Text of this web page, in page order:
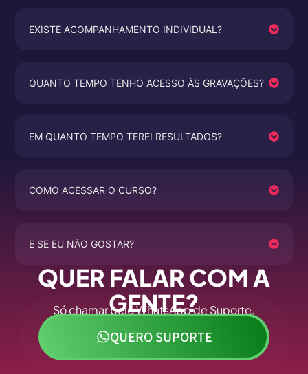
EXISTE ACOMPANHAMENTO INDIVIDUAL?
QUANTO TEMPO TENHO ACESSO ÀS GRAVAÇÕES?
EM QUANTO TEMPO TEREI RESULTADOS?
COMO ACESSAR O CURSO?
E SE EU NÃO GOSTAR?
QUER FALAR COM A
GENTE?
Só chamar pelo WhatsApp de Suporte.
QUERO SUPORTE